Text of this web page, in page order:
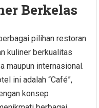
Berkelas
pilihan restoran
kuliner berkualitas
maupun internasional.
ini adalah “Café”,
konsep